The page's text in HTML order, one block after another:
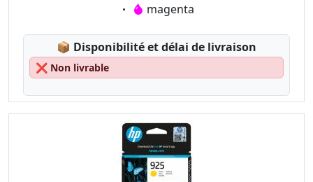
Eigenschaft:
magenta
📦 Lagerstatus:
Disponibilité et délai de livraison
❌ Non livrable